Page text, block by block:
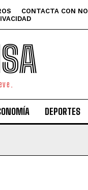
CONTACTA CON
DEPORTES